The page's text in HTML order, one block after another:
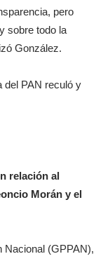
pero
sobre todo la
González.
del PAN reculó y
relación al
Morán y el
Nacional (GPPAN),